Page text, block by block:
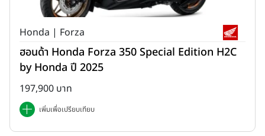
Honda | Forza
ฮอนด้า Honda Forza 350 Special Edition H2C
by Honda ปี 2025
197,900 บาท
เพิ่มเพื่อเปรียบเทียบ